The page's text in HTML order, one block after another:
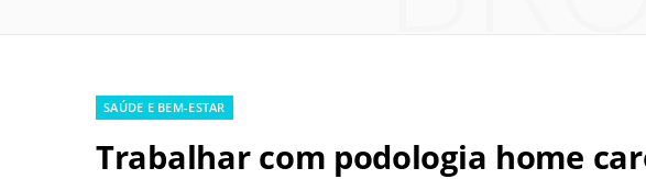
SAÚDE E BEM-ESTAR
Trabalhar com podologia home